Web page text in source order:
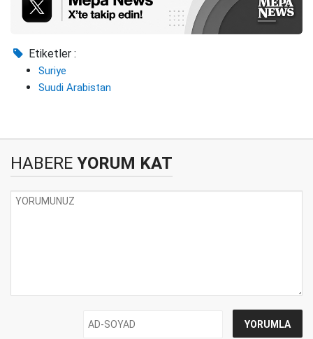
Etiketler :
Suriye
Suudi Arabistan
HABERE YORUM KAT